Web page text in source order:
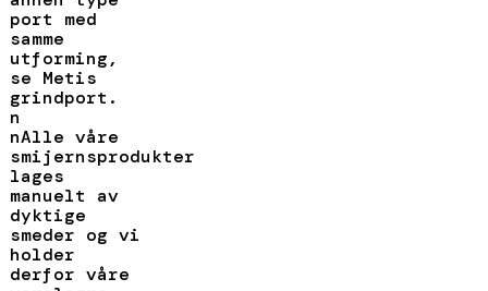
port med
samme
utforming,
se Metis
grindport.
n
nAlle våre
smijernsprodukter
lages
manuelt av
dyktige
smeder og vi
holder
derfor våre